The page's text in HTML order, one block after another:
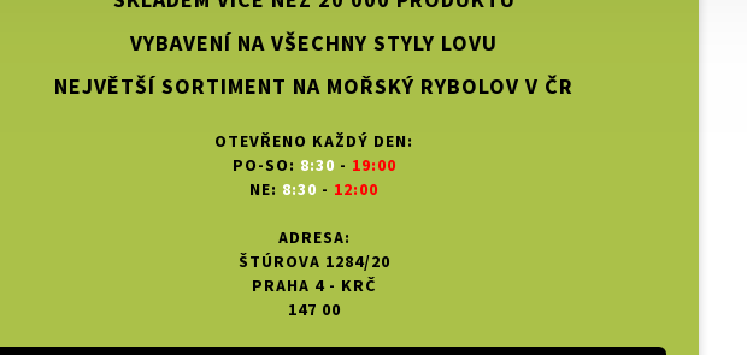
VYBAVENÍ NA VŠECHNY STYLY LOVU
NEJVĚTŠÍ SORTIMENT NA MOŘSKÝ RYBOLOV V ČR
OTEVŘENO KAŽDÝ DEN:
PO-SO: 8:30 - 19:00
NE: 8:30 - 12:00
ADRESA:
ŠTÚROVA 1284/20
PRAHA 4 - KRČ
147 00